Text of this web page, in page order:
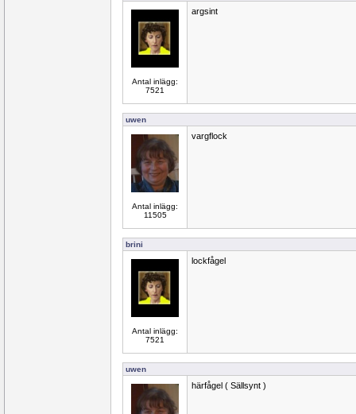
Antal inlägg:
7521
argsint
uwen
Antal inlägg:
11505
vargflock
brini
Antal inlägg:
7521
lockfågel
uwen
härfågel ( Sällsynt )